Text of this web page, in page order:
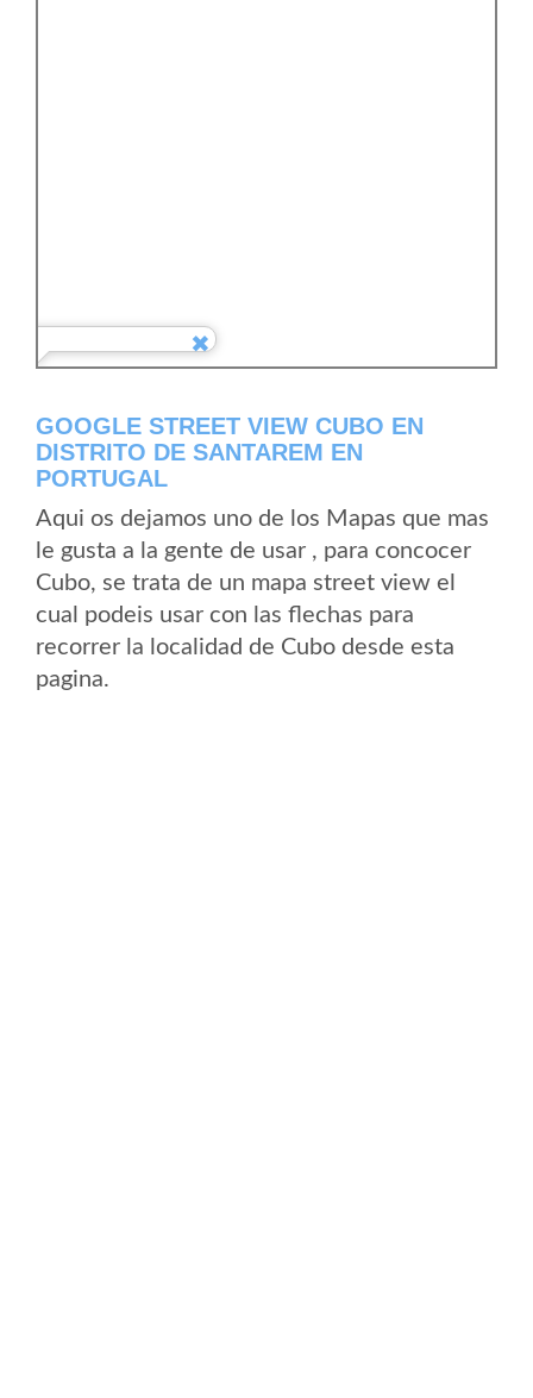
GOOGLE STREET VIEW CUBO EN
DISTRITO DE SANTAREM EN
PORTUGAL
Aqui os dejamos uno de los Mapas que mas
le gusta a la gente de usar , para concocer
Cubo, se trata de un mapa street view el
cual podeis usar con las flechas para
recorrer la localidad de Cubo desde esta
pagina.